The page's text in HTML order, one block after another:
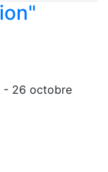
- 26 octobre